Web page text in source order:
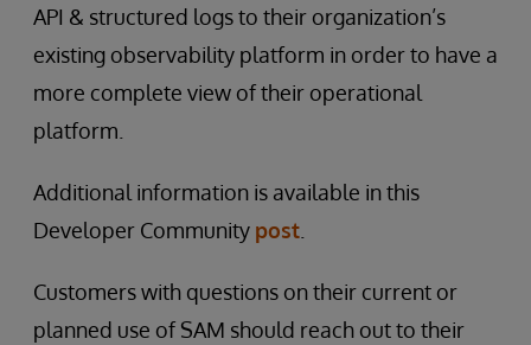
API & structured logs to their organization’s
existing observability platform in order to have a
more complete view of their operational
platform.
Additional information is available in this
Developer Community post
Customers with questions on their current or
planned use of SAM should reach out to their